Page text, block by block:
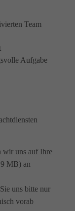
Team
Aufgabe
wir uns auf Ihre
MB) an
uns bitte nur
vorab